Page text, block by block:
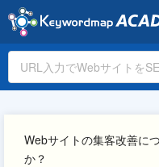
Webサイトの集客改善に
か？